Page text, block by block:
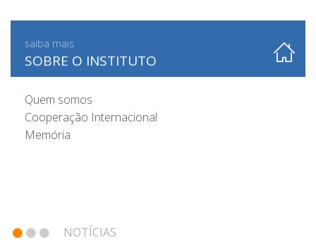
saiba mais
SOBRE O INSTITUTO
Quem somos
Cooperação Internacional
Memória
NOTÍCIAS